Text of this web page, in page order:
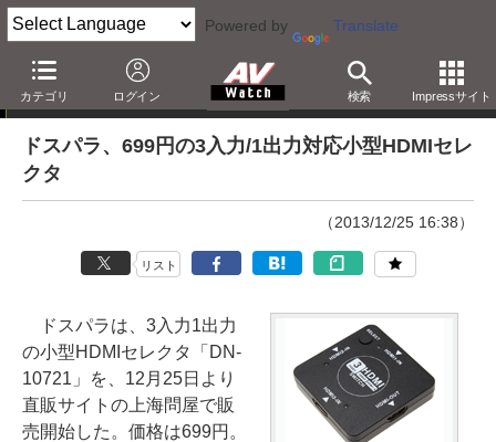
Powered by Translate
カテゴリ ログイン 検索 Impressサイト
ニュース
ドスパラ、699円の3入力/1出力対応小型HDMIセレ
クタ
（2013/12/25 16:38）
リスト
ドスパラは、3入力1出力
の小型HDMIセレクタ「DN-
10721」を、12月25日より
直販サイトの上海問屋で販
売開始した。価格は699円。